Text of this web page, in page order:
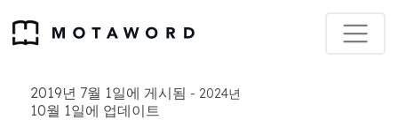
2019년 7월 1일에 게시됨 - 2024년
10월 1일에 업데이트